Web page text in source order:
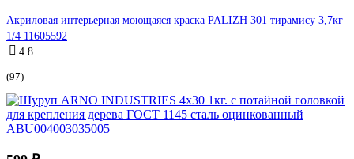
Акриловая интерьерная моющаяся краска PALIZH 301 тирамису 3,7кг
1/4 11605592
4.8
(97)